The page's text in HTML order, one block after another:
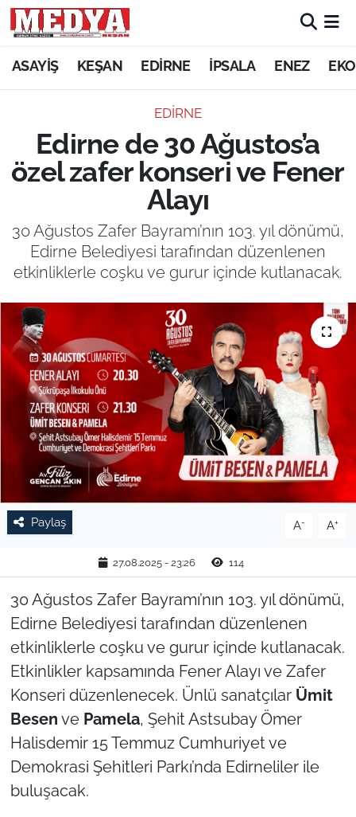
ASAYİŞ KEŞAN EDİRNE İPSALA ENEZ
EDİRNE
Edirne de 30 Ağustos’a
özel zafer konseri ve Fener
Alayı
30 Ağustos Zafer Bayramı’nın 103. yıl dönümü,
Edirne Belediyesi tarafından düzenlenen
etkinliklerle coşku ve gurur içinde kutlanacak.
Paylaş A- A+
27.08.2025 - 23:26 114
30 Ağustos Zafer Bayramı’nın 103. yıl dönümü,
Edirne Belediyesi tarafından düzenlenen
etkinliklerle coşku ve gurur içinde kutlanacak.
Etkinlikler kapsamında Fener Alayı ve Zafer
Konseri düzenlenecek. Ünlü sanatçılar Ümit
Besen ve Pamela, Şehit Astsubay Ömer
Halisdemir 15 Temmuz Cumhuriyet ve
Demokrasi Şehitleri Parkı’nda Edirneliler ile
buluşacak.
KEŞAN
ASAYİŞ
SİYASET
GÜNDEM
EKONOMİ
SAĞLIK
EĞİTİM
TARIM VE HAYVANCILIK
KÜLTÜR SANAT
RESMİ İLAN
SPOR
TEKİRDAĞ
KIRKLARELİ
ÇANAKKALE
TÜRKİYE
Bölge